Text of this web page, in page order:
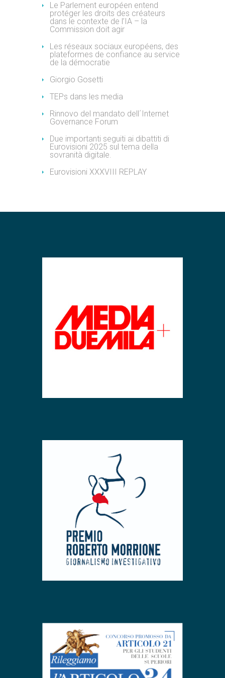
Le Parlement européen entend
protéger les droits des créateurs
dans le contexte de l’IA – la
Commission doit agir
Les réseaux sociaux européens, des
plateformes de confiance au service
de la démocratie
Giorgio Gosetti
TEPs dans les media
Rinnovo del mandato dell´Internet
Governance Forum
Due importanti seguiti ai dibattiti di
Eurovisioni 2025 sul tema della
sovranità digitale.
Eurovisioni XXXVIII REPLAY